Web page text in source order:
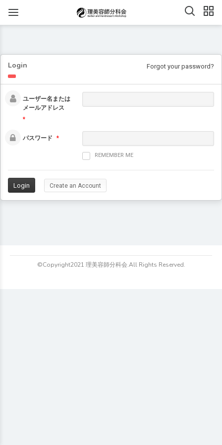
Login Forgot your password?
ユーザー名または
メールアドレス
*
パスワード *
REMEMBER ME
Create an Account
©Copyright2021 理美容師分科会.All Rights Reserved.